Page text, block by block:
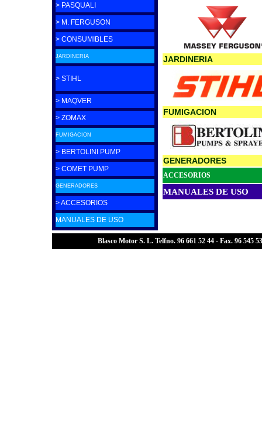
> PASQUALI
> M. FERGUSON
> CONSUMIBLES
JARDINERIA
> STIHL
> MAQVER
> ZOMAX
FUMIGACION
> BERTOLINI PUMP
> COMET PUMP
GENERADORES
> ACCESORIOS
MANUALES DE USO
JARDINERIA
FUMIGACION
GENERADORES
ACCESORIOS
MANUALES DE USO
Blasco Motor S. L. Telfno. 96 661 52 44 - Fax. 96 545